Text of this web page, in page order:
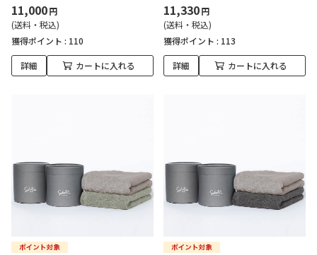
11,000円
(送料・税込)
獲得ポイント : 110
詳細 カートに入れる
11,330円
(送料・税込)
獲得ポイント : 113
詳細 カートに入れる